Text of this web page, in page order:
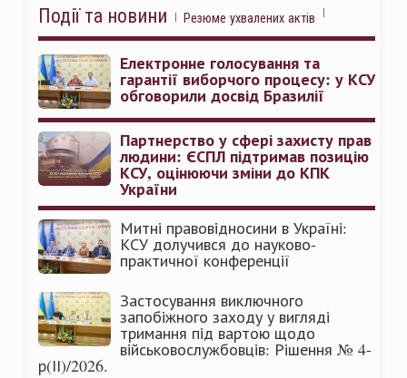
Події та новини Резюме ухвалених актів
Електронне голосування та
гарантії виборчого процесу: у КСУ
обговорили досвід Бразилії
Партнерство у сфері захисту прав
людини: ЄСПЛ підтримав позицію
КСУ, оцінюючи зміни до КПК
України
Митні правовідносини в Україні:
КСУ долучився до науково-
практичної конференції
Застосування виключного
запобіжного заходу у вигляді
тримання під вартою щодо
військовослужбовців: Рішення № 4-
р(ІІ)/2026.